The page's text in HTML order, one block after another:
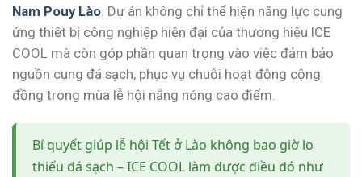
Nam Pouy Lào. Dự án không chỉ thể hiện năng lực cung
ứng thiết bị công nghiệp hiện đại của thương hiệu ICE
COOL mà còn góp phần quan trọng vào việc đảm bảo
nguồn cung đá sạch, phục vụ chuỗi hoạt động cộng
đồng trong mùa lễ hội nắng nóng cao điểm.
Bí quyết giúp lễ hội Tết ở Lào không bao giờ lo
thiếu đá sạch – ICE COOL làm được điều đó như